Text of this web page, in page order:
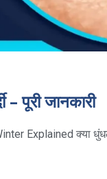
– पूरी जानकारी
Explained क्या